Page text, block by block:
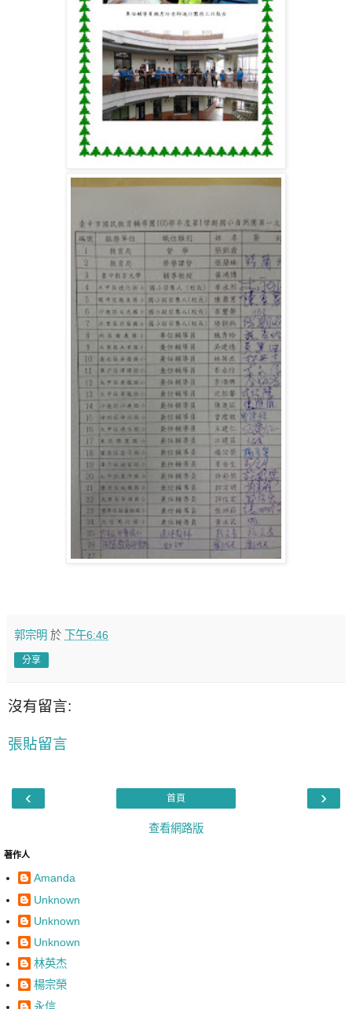
郭宗明 於 下午6:46
分享
沒有留言:
張貼留言
‹ ›
首頁
查看網路版
著作人
Amanda
Unknown
Unknown
Unknown
林英杰
楊宗榮
永信